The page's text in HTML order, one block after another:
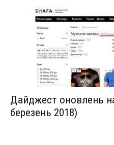
Дайджест оновлень
березень 2018)